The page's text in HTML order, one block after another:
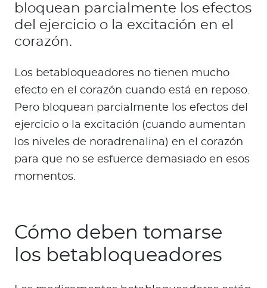
bloquean parcialmente los efectos
del ejercicio o la excitación en el
corazón.
Los betabloqueadores no tienen mucho
efecto en el corazón cuando está en reposo.
Pero bloquean parcialmente los efectos del
ejercicio o la excitación (cuando aumentan
los niveles de noradrenalina) en el corazón
para que no se esfuerce demasiado en esos
momentos.
Cómo deben tomarse
los betabloqueadores